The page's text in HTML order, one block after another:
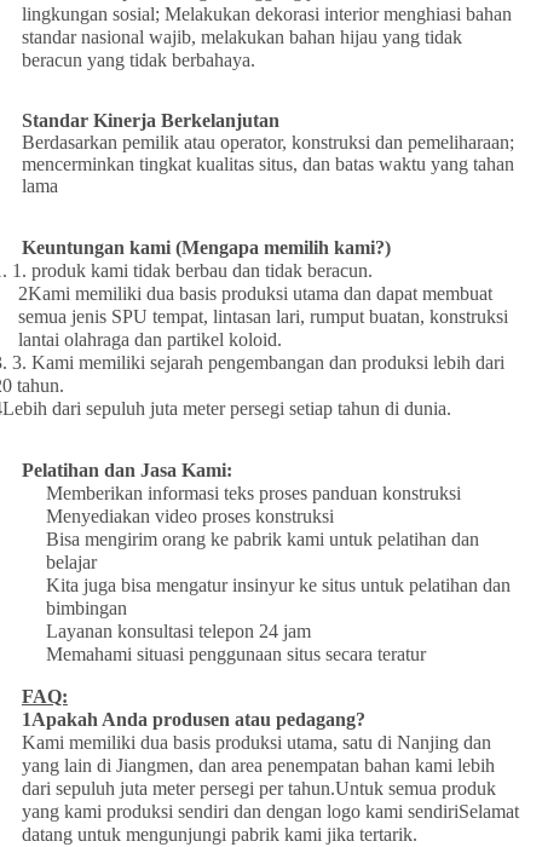
lingkungan sosial; Melakukan dekorasi interior menghiasi bahan
standar nasional wajib, melakukan bahan hijau yang tidak
beracun yang tidak berbahaya.
Standar Kinerja Berkelanjutan
Berdasarkan pemilik atau operator, konstruksi dan pemeliharaan;
mencerminkan tingkat kualitas situs, dan batas waktu yang tahan
lama
Keuntungan kami (Mengapa memilih kami?)
1. produk kami tidak berbau dan tidak beracun.
2Kami memiliki dua basis produksi utama dan dapat membuat
semua jenis SPU tempat, lintasan lari, rumput buatan, konstruksi
lantai olahraga dan partikel koloid.
3. Kami memiliki sejarah pengembangan dan produksi lebih dari
tahun.
dari sepuluh juta meter persegi setiap tahun di dunia.
Pelatihan dan Jasa Kami:
Memberikan informasi teks proses panduan konstruksi
Menyediakan video proses konstruksi
Bisa mengirim orang ke pabrik kami untuk pelatihan dan
belajar
Kita juga bisa mengatur insinyur ke situs untuk pelatihan dan
bimbingan
Layanan konsultasi telepon 24 jam
Memahami situasi penggunaan situs secara teratur
FAQ:
1Apakah Anda produsen atau pedagang?
Kami memiliki dua basis produksi utama, satu di Nanjing dan
yang lain di Jiangmen, dan area penempatan bahan kami lebih
dari sepuluh juta meter persegi per tahun.Untuk semua produk
yang kami produksi sendiri dan dengan logo kami sendiriSelamat
datang untuk mengunjungi pabrik kami jika tertarik.